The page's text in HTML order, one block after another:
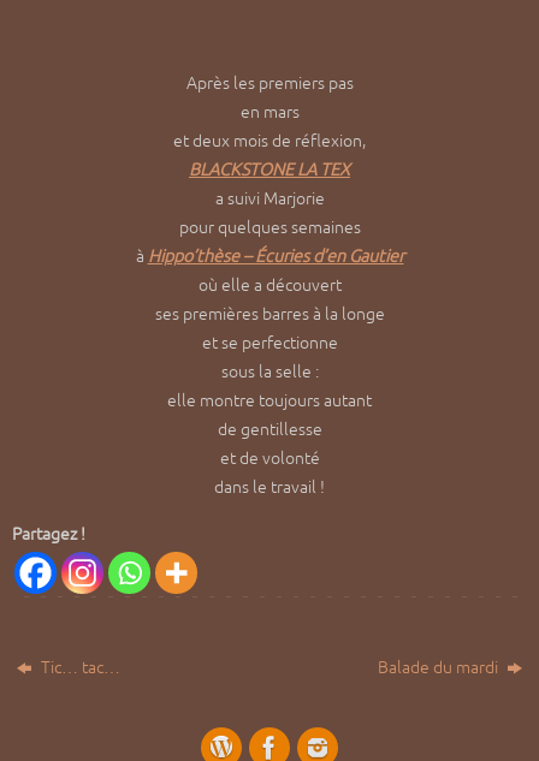
Après les premiers pas
en mars
et deux mois de réflexion,
BLACKSTONE LA TEX
a suivi Marjorie
pour quelques semaines
à Hippo’thèse – Écuries d’en Gautier
où elle a découvert
ses premières barres à la longe
et se perfectionne
sous la selle :
elle montre toujours autant
de gentillesse
et de volonté
dans le travail !
Partagez !
Tic… tac… Balade du mardi